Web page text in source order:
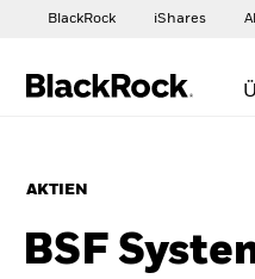
BlackRock iShares
AKTIEN
BSF